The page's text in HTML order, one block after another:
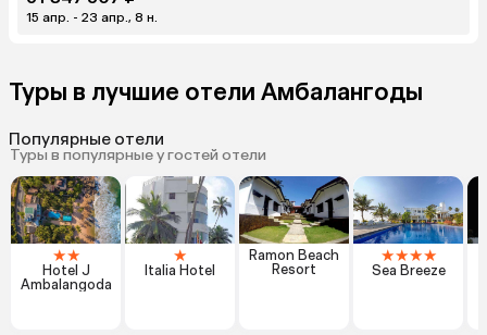
15 апр. - 23 апр., 8 н.
Туры в лучшие отели Амбалангоды
Популярные отели
Туры в популярные у гостей отели
★★
Hotel J
Ambalangoda
★
Italia Hotel
Ramon Beach
Resort
★★★★
Sea Breeze